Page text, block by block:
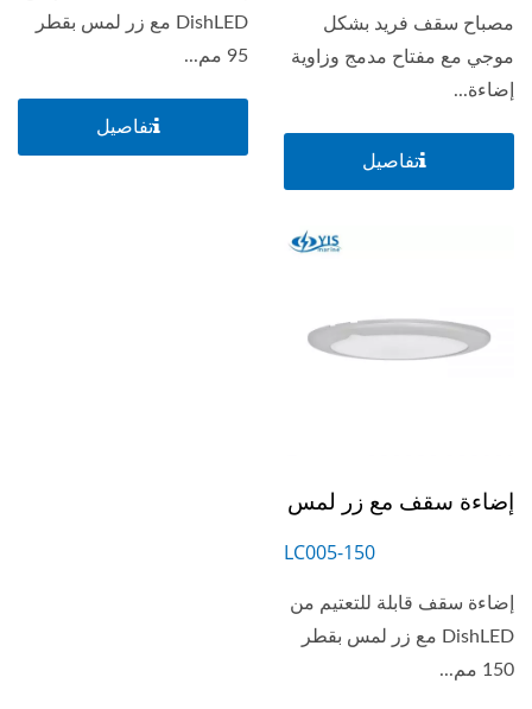
مصباح سقف فريد بشكل
موجي مع مفتاح مدمج وزاوية
إضاءة...
تفاصيل
DishLED مع زر لمس بقطر
95 مم...
تفاصيل
إضاءة سقف مع زر لمس
LC005-150
إضاءة سقف قابلة للتعتيم من
DishLED مع زر لمس بقطر
150 مم...